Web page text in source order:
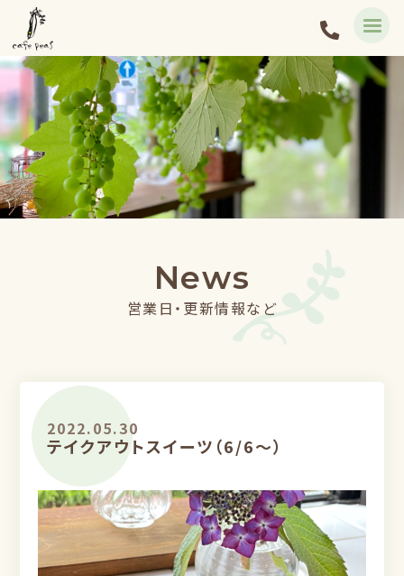
News
営業日・更新情報など
2022.05.30
テイクアウトスイーツ（6/6〜）